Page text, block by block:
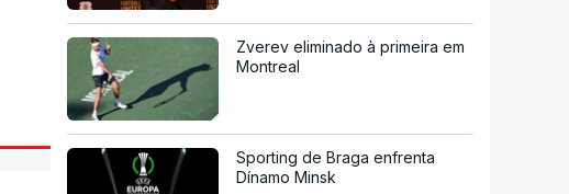
Zverev eliminado à primeira em
Montreal
Sporting de Braga enfrenta
Dínamo Minsk